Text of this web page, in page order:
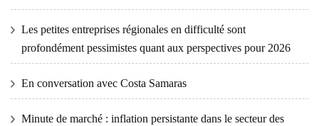
Les petites entreprises régionales en difficulté sont
profondément pessimistes quant aux perspectives pour 2026
En conversation avec Costa Samaras
Minute de marché : inflation persistante dans le secteur des